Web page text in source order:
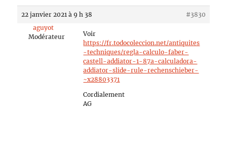
22 janvier 2021 à 9 h 38
#3830
aguyot
Modérateur
Voir
https://fr.todocoleccion.net/antiquites
-techniques/regla-calculo-faber-
castell-addiator-1-87a-calculadora-
addiator-slide-rule-rechenschieber-
~x28803371
Cordialement
AG